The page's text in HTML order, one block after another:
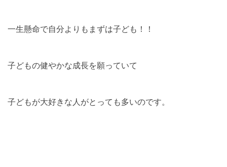
一生懸命で自分よりもまずは子ども！！
子どもの健やかな成長を願っていて
子どもが大好きな人がとっても多いのです。